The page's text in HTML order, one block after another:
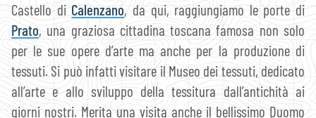
Castello diCalenzano, da qui, raggiungiamo le porte di
Prato, una graziosa cittadina toscana famosa non solo
per le sue opere d’arte ma anche per la produzione di
tessuti. Si può infatti visitare il Museo dei tessuti, dedicato
all’arte e allo sviluppo della tessitura dall’antichità ai
giorni nostri. Merita una visita anche il bellissimo Duomo